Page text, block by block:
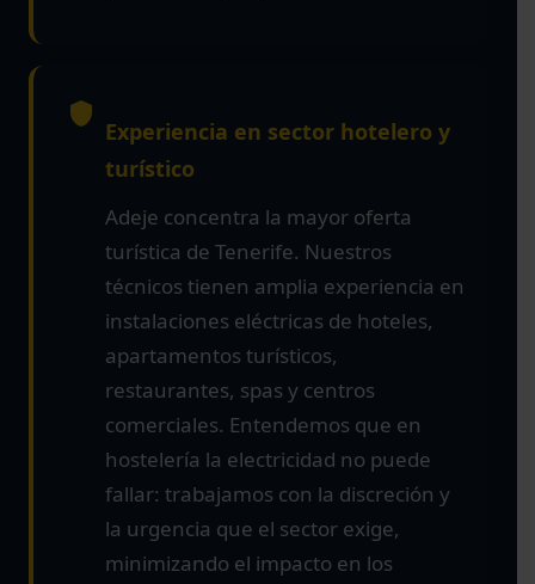
Experiencia en sector hotelero y
turístico
Adeje concentra la mayor oferta
turística de Tenerife. Nuestros
técnicos tienen amplia experiencia en
instalaciones eléctricas de hoteles,
apartamentos turísticos,
restaurantes, spas y centros
comerciales. Entendemos que en
hostelería la electricidad no puede
fallar: trabajamos con la discreción y
la urgencia que el sector exige,
minimizando el impacto en los